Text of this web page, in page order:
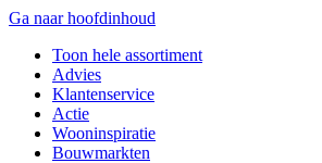
Ga naar hoofdinhoud
Toon hele assortiment
Advies
Klantenservice
Actie
Wooninspiratie
Bouwmarkten